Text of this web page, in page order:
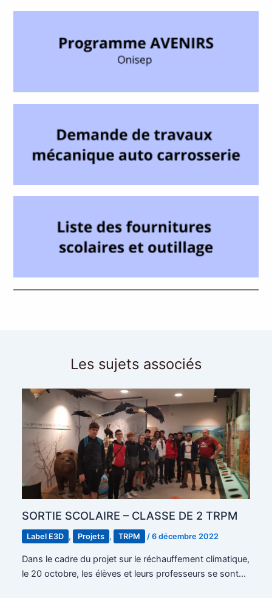
Les sujets associés
SORTIE SCOLAIRE – CLASSE DE 2 TRPM
Label E3D , Projets , TRPM /6 décembre 2022
Dans le cadre du projet sur le réchauffement climatique,
le 20 octobre, les élèves et leurs professeurs se sont…